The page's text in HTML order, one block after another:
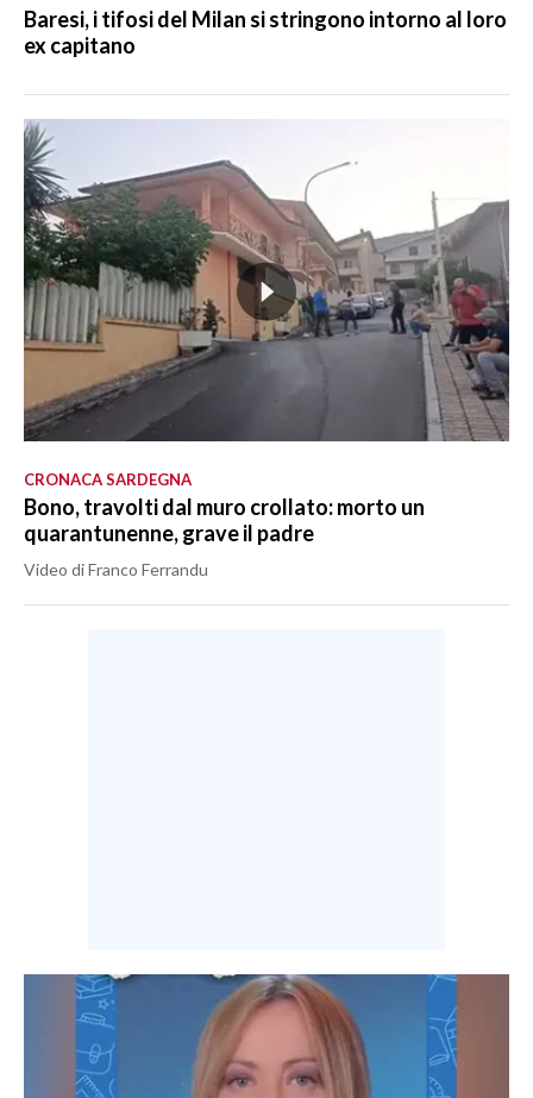
Baresi, i tifosi del Milan si stringono intorno al loro
ex capitano
CRONACA SARDEGNA
Bono, travolti dal muro crollato: morto un
quarantunenne, grave il padre
Video di Franco Ferrandu